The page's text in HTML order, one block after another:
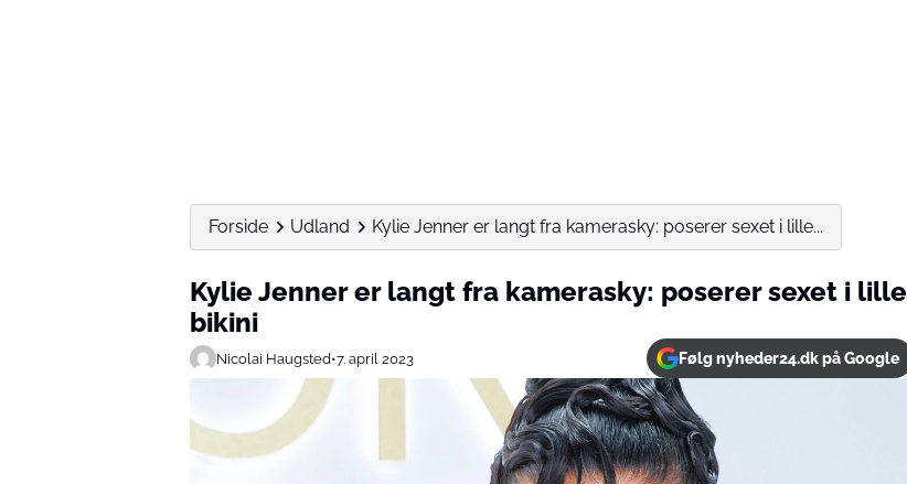
Forside Udland Kylie Jenner er langt fra kamerasky: poserer sexet i lille...
Kylie Jenner er langt fra kamerasky: poserer sexet i lille
bikini
Nicolai Haugsted•7. april 2023 Følg nyheder24.dk på Google